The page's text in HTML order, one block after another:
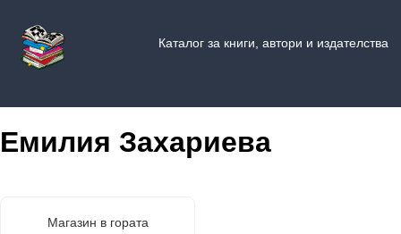
Каталог за книги, автори и издателства
Емилия Захариева
Магазин в гората